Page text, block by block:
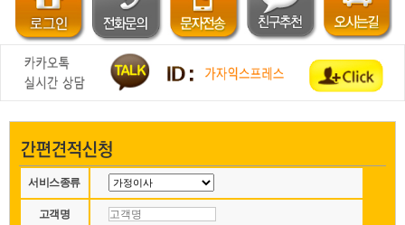
서비스종류
고객명